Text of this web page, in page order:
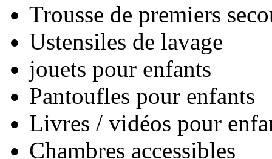
Trousse de premiers
Ustensiles de lavage
jouets pour enfants
Pantoufles pour enfants
Livres / vidéos pour
Chambres accessibles